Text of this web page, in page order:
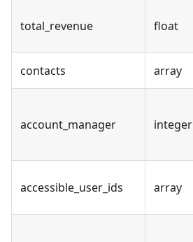
total_revenue float
contacts array
account_manager integer
accessible_user_ids array